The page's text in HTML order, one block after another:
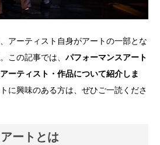
アーティスト自身がアートの一部とな
この記事では、 パフォーマンスアート
ーティスト・作品について紹介しま
に興味のある方は、ぜひご一読くださ
ートとは